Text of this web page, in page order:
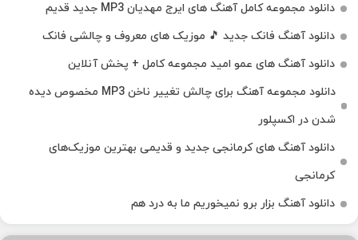
دانلود مجموعه کامل آهنگ های ایرج مهدیان MP3 جدید قدیم
دانلود آهنگ فانک جدید 🎵 موزیک‌ های معروف و چالشی فانک
دانلود آهنگ های عمو امید مجموعه کامل + پخش آنلاین
دانلود مجموعه آهنگ برای چالش تغییر ناخن MP3 مخصوص دیده
شدن در اکسپلور
دانلود آهنگ‌ های کرمانجی جدید و قدیمی بهترین موزیک‌های
کرمانجی
دانلود آهنگ بزار برو نمیخوریم ما به درد هم